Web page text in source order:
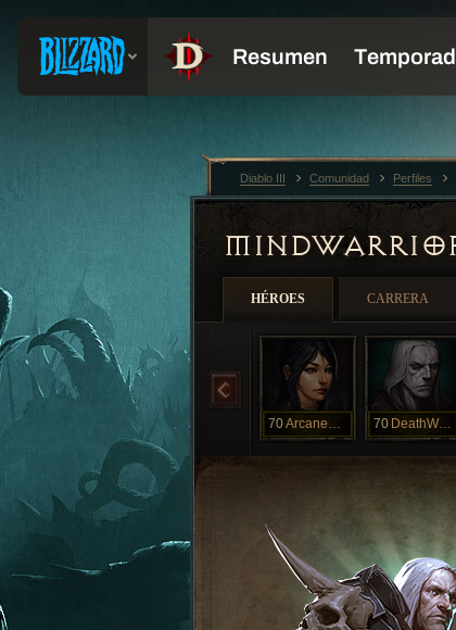
HÉROES CARRERA
70 ArcaneMage 70 DeathWarrior
Diablo III Comunidad Perfiles